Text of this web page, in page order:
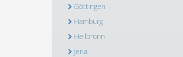
Göttingen
Hamburg
Heilbronn
Jena